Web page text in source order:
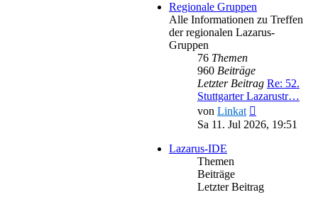
Regionale Gruppen
Alle Informationen zu Treffen
der regionalen Lazarus-
Gruppen
76 Themen
960 Beiträge
Letzter Beitrag Re: 52.
Stuttgarter Lazarustr…
von Linkat
Beitrag
Sa 11. Jul 2026, 19:51
Lazarus-IDE
Themen
Beiträge
Letzter Beitrag